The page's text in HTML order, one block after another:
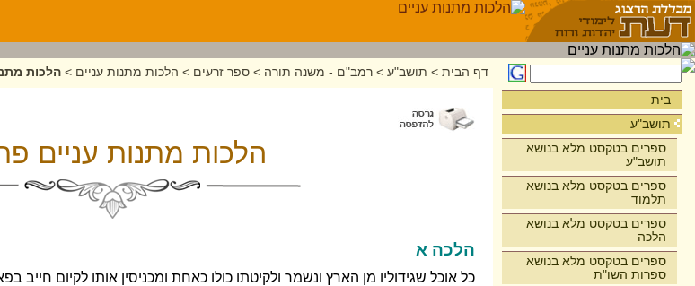
בית
תושב"ע
ספרים בטקסט מלא בנושא
תושב"ע
ספרים בטקסט מלא בנושא
תלמוד
ספרים בטקסט מלא בנושא
הלכה
ספרים בטקסט מלא בנושא
ספרות השו"ת
דף הבית > תושב"ע > רמב"ם - משנה תורה > ספר זרעים > הלכות מתנות עניים > הלכות
הלכות מתנות עניים
הלכה א
כל אוכל שגידוליו מן הארץ ונשמר ולקיטתו כולו כאחת ומכניסין אותו לקיום